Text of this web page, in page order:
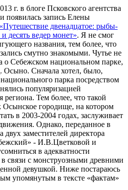
г. в блоге Псковского агентства
появилась запись Елены
«Путешествие двенадцатое: рыбы-
десять ведер монет». Я не смог
названия, тем более, что
смутно знакомыми. Чутье не
о Себежском национальном парке,
Осыно. Сначала хотел, было,
парка посредством
популяризацией
региона. Тем более, что такой
городище, на котором
в 2003-2004 годах, заслуживает
Однако, переданное в
двух заместителей директора
- И.В.Цветковой и
в адекватности
связи с монструозными древними
девушкой. Ниже постараюсь
упомянутым в тексте «фактам»